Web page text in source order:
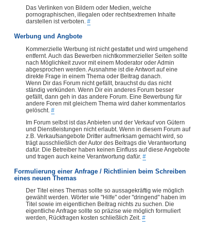
Das Verlinken von Bildern oder Medien, welche
pornographischen, illegalen oder rechtsextremen Inhalte
darstellen ist verboten. #
Werbung und Angbote
Kommerzielle Werbung ist nicht gestattet und wird umgehend
entfernt. Auch das Bewerben nichtkommerzieller Seiten sollte
nach Möglichkeit zuvor mit einem Moderator oder Admin
abgesprochen werden. Ausnahme ist die Antwort auf eine
direkte Frage in einem Thema oder Beitrag danach.
Wenn Dir das Forum nicht gefällt, brauchst du das nicht
ständig verkünden. Wenn Dir ein anderes Forum besser
gefällt, dann geh in das andere Forum. Eine Bewerbung für
andere Foren mit gleichem Thema wird daher kommentarlos
gelöscht. #
Im Forum selbst ist das Anbieten und der Verkauf von Gütern
und Dienstleistungen nicht erlaubt. Wenn in diesem Forum auf
z.B. Verkaufsangebote Dritter aufmerksam gemacht wird, so
trägt ausschließlich der Autor des Beitrags die Verantwortung
dafür. Die Betreiber haben keinen Einfluss auf diese Angebote
und tragen auch keine Verantwortung dafür. #
Formulierung einer Anfrage / Richtlinien beim Schreiben
eines neuen Themas
Der Titel eines Themas sollte so aussagekräftig wie möglich
gewählt werden. Wörter wie "Hilfe" oder "dringend" haben im
Titel sowie im eigentlichen Beitrag nichts zu suchen. Die
eigentliche Anfrage sollte so präzise wie möglich formuliert
werden, Rückfragen kosten schließlich Zeit. #